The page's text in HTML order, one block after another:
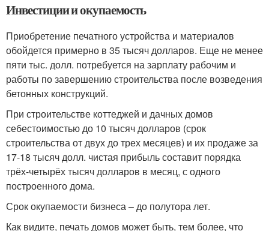
Инвестиции и окупаемость
Приобретение печатного устройства и материалов
обойдется примерно в 35 тысяч долларов. Еще не менее
пяти тыс. долл. потребуется на зарплату рабочим и
работы по завершению строительства после возведения
бетонных конструкций.
При строительстве коттеджей и дачных домов
себестоимостью до 10 тысяч долларов (срок
строительства от двух до трех месяцев) и их продаже за
17-18 тысяч долл. чистая прибыль составит порядка
трёх-четырёх тысяч долларов в месяц, с одного
построенного дома.
Срок окупаемости бизнеса – до полутора лет.
Как видите, печать домов может быть, тем более, что